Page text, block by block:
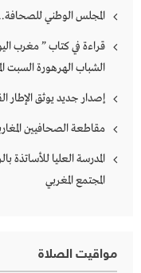
المجلس الوطني
قراءة في كتاب ” مغرب
الشباب الهرهورة السبت
إصدار جديد يوثق الإطار
مقاطعة الصحافيين
المدرسة العليا للأساتذة
المجتمع المغربي
مواقيت الصلاة